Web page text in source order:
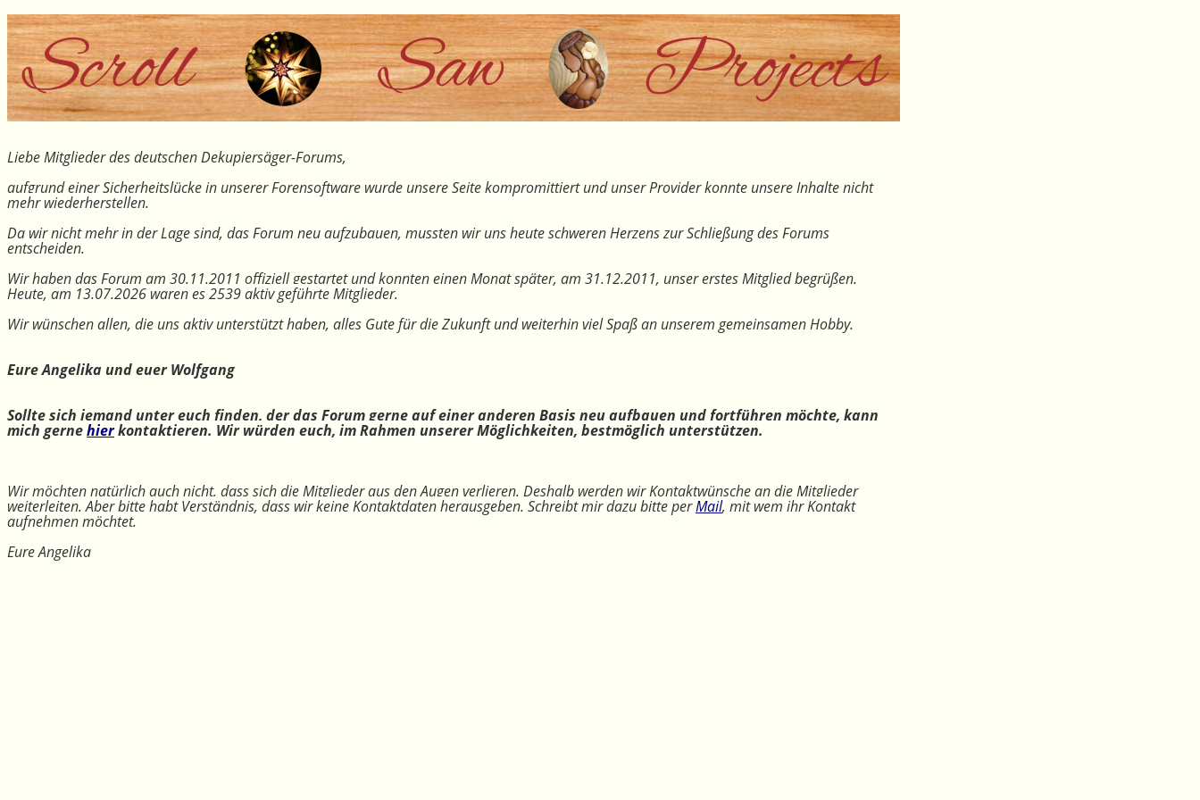
Liebe Mitglieder des deutschen Dekupiersäger-Forums,
aufgrund einer Sicherheitslücke in unserer Forensoftware wurde unsere Seite kompromittiert und unser Provider konnte unsere Inhalte nicht
mehr wiederherstellen.
Da wir nicht mehr in der Lage sind, das Forum neu aufzubauen, mussten wir uns heute schweren Herzens zur Schließung des Forums
entscheiden.
Wir haben das Forum am 30.11.2011 offiziell gestartet und konnten einen Monat später, am 31.12.2011, unser erstes Mitglied begrüßen.
Heute, am 13.07.2026 waren es 2539 aktiv geführte Mitglieder.
Wir wünschen allen, die uns aktiv unterstützt haben, alles Gute für die Zukunft und weiterhin viel Spaß an unserem gemeinsamen Hobby.
Eure Angelika und euer Wolfgang
Sollte sich jemand unter euch finden, der das Forum gerne auf einer anderen Basis neu aufbauen und fortführen möchte, kann
mich gernehierkontaktieren. Wir würden euch, im Rahmen unserer Möglichkeiten, bestmöglich unterstützen.
Wir möchten natürlich auch nicht, dass sich die Mitglieder aus den Augen verlieren. Deshalb werden wir Kontaktwünsche an die Mitglieder
weiterleiten. Aber bitte habt Verständnis, dass wir keine Kontaktdaten herausgeben. Schreibt mir dazu bitte perMail, mit wem ihr Kontakt
aufnehmen möchtet.
Eure Angelika